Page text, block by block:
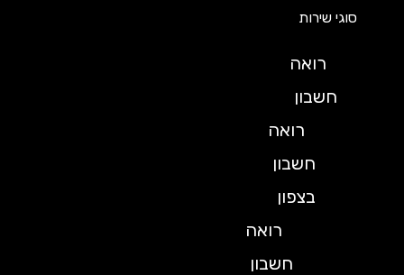
סוגי שירות
רואה
חשבון
רואה
חשבון
בצפון
רואה
חשבון